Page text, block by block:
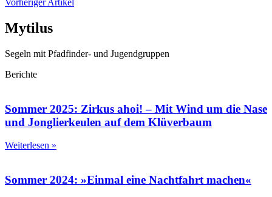
Vorheriger Artikel
Mytilus
Segeln mit Pfadfinder- und Jugendgruppen
Berichte
Sommer 2025: Zirkus ahoi! – Mit Wind um die Nase
und Jonglierkeulen auf dem Klüverbaum
Weiterlesen »
Sommer 2024: »Einmal eine Nachtfahrt machen«